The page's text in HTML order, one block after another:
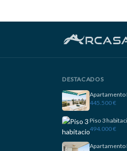
DESTACADOS
445.500 €
Piso 3
494.000 €